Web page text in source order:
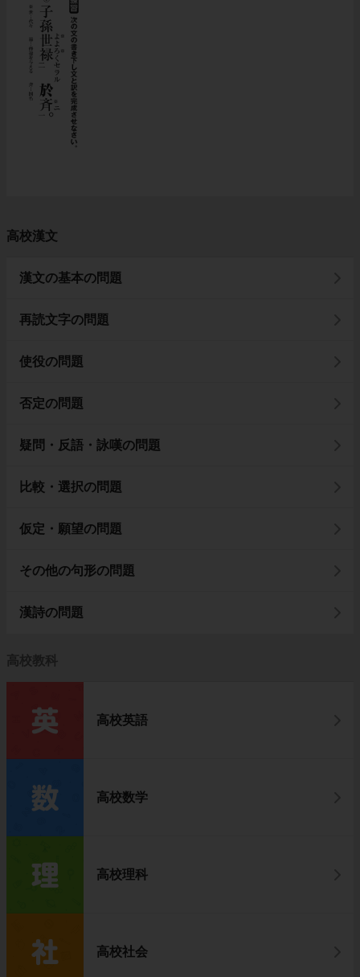
高校漢文
漢文の基本の問題
再読文字の問題
使役の問題
否定の問題
疑問・反語・詠嘆の問題
比較・選択の問題
仮定・願望の問題
その他の句形の問題
漢詩の問題
高校教科
高校英語
高校数学
高校理科
高校社会